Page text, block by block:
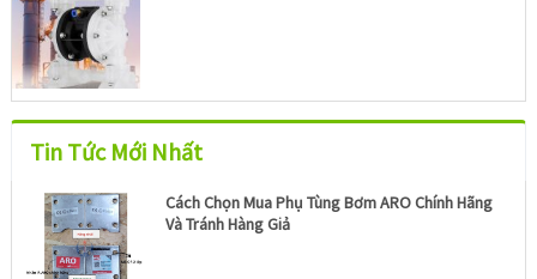
Tin Tức Mới Nhất
Cách Chọn Mua Phụ Tùng Bơm ARO Chính Hãng
Và Tránh Hàng Giả